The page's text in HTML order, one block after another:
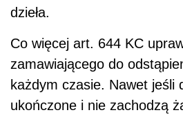
dzieła.
Co więcej art. 644 KC
zamawiającego do
każdym czasie. Nawet jeśli
ukończone i nie zachodzą